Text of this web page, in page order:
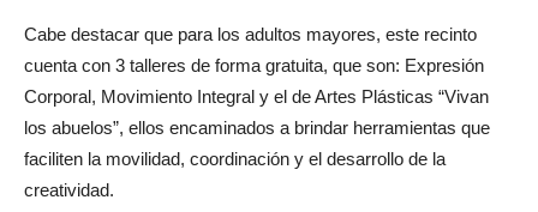
Cabe destacar que para los adultos mayores, este recinto
cuenta con 3 talleres de forma gratuita, que son: Expresión
Corporal, Movimiento Integral y el de Artes Plásticas “Vivan
los abuelos”, ellos encaminados a brindar herramientas que
faciliten la movilidad, coordinación y el desarrollo de la
creatividad.